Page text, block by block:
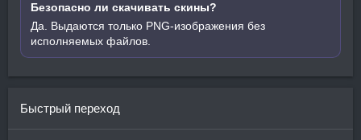
Безопасно ли скачивать скины?
Да. Выдаются только PNG-изображения без
исполняемых файлов.
Быстрый переход